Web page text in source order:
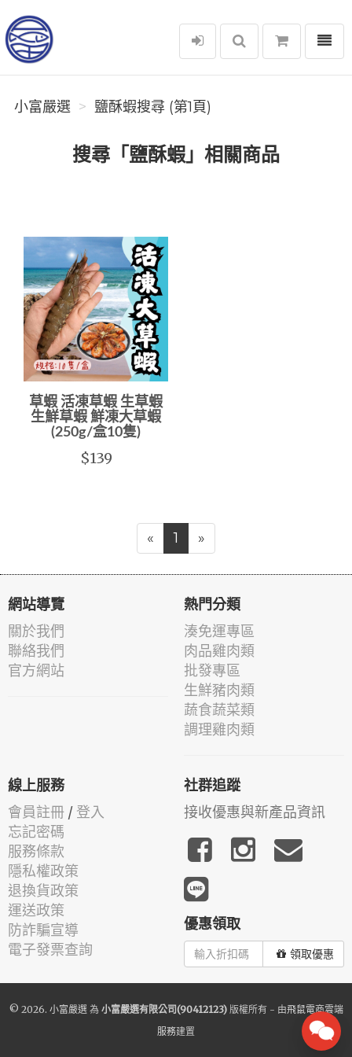
小富嚴選
選單
小富嚴選 鹽酥蝦搜尋 (第1頁)
搜尋「鹽酥蝦」相關商品
草蝦 活凍草蝦 生草蝦
生鮮草蝦 鮮凍大草蝦
(250g/盒10隻)
$139
« 1 »
網站導覽
關於我們
聯絡我們
官方網站
熱門分類
湊免運專區
肉品雞肉類
批發專區
生鮮豬肉類
蔬食蔬菜類
調理雞肉類
線上服務
會員註冊 / 登入
忘記密碼
服務條款
隱私權政策
退換貨政策
運送政策
防詐騙宣導
電子發票查詢
社群追蹤
接收優惠與新產品資訊
優惠領取
領取優惠
© 2026. 小富嚴選為 小富嚴選有限公司(90412123)版權所有 - 由飛鼠電商雲端
服務建置